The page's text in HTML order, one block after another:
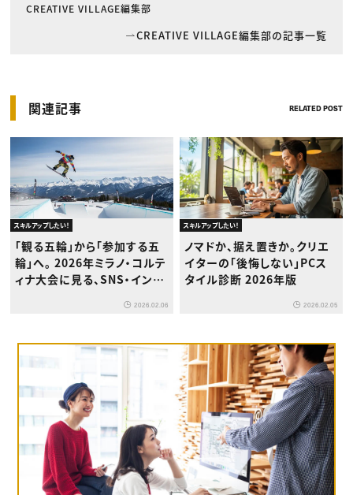
CREATIVE VILLAGE編集部
CREATIVE VILLAGE編集部の記事一覧
関連記事 RELATED POST
スキルアップしたい！
「観る五輪」から「参加する五
輪」へ。 2026年ミラノ・コルテ
ィナ大会に見る、SNS・インフ
2026.02.06
スキルアップしたい！
ノマドか、据え置きか。クリエ
イターの「後悔しない」PCス
タイル診断 2026年版
2026.02.05